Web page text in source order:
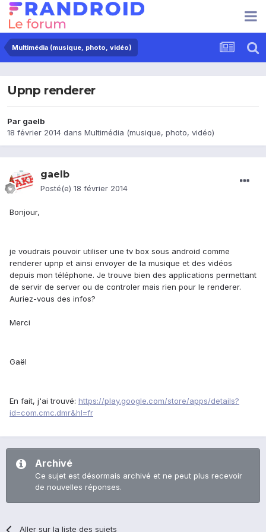
Multimédia (musique, photo, vidéo)
Upnp renderer
Par gaelb
18 février 2014 dans Multimédia (musique, photo, vidéo)
gaelb
Posté(e) 18 février 2014
Bonjour,
je voudrais pouvoir utiliser une tv box sous android comme
renderer upnp et ainsi envoyer de la musique et des vidéos
depuis mon téléphone. Je trouve bien des applications permettant
de servir de server ou de controler mais rien pour le renderer.
Auriez-vous des infos?
Merci
Gaël
En fait, j'ai trouvé: https://play.google.com/store/apps/details?
id=com.cmc.dmr&hl=fr
Archivé
Ce sujet est désormais archivé et ne peut plus recevoir
de nouvelles réponses.
Aller sur la liste des sujets